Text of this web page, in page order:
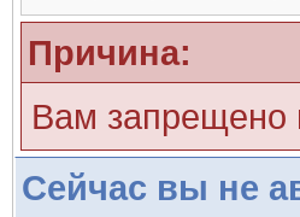
Причина:
Вам запрещено
Сейчас вы не